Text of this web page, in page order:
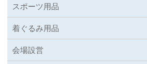
スポーツ用品
着ぐるみ用品
会場設営